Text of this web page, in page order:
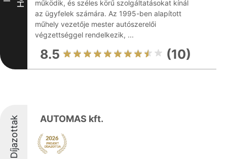
működik, és széles körű szolgáltatásokat kínál
az ügyfelek számára. Az 1995-ben alapított
műhely vezetője mester autószerelői
végzettséggel rendelkezik, ...
8.5 (10)
Díjazottak AUTOMAS kft.